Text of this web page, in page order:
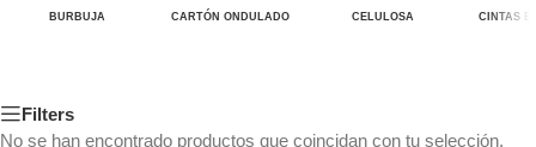
BURBUJA CARTÓN ONDULADO CELULOSA CINTAS
Filters
No se han encontrado productos que coincidan con tu selección.